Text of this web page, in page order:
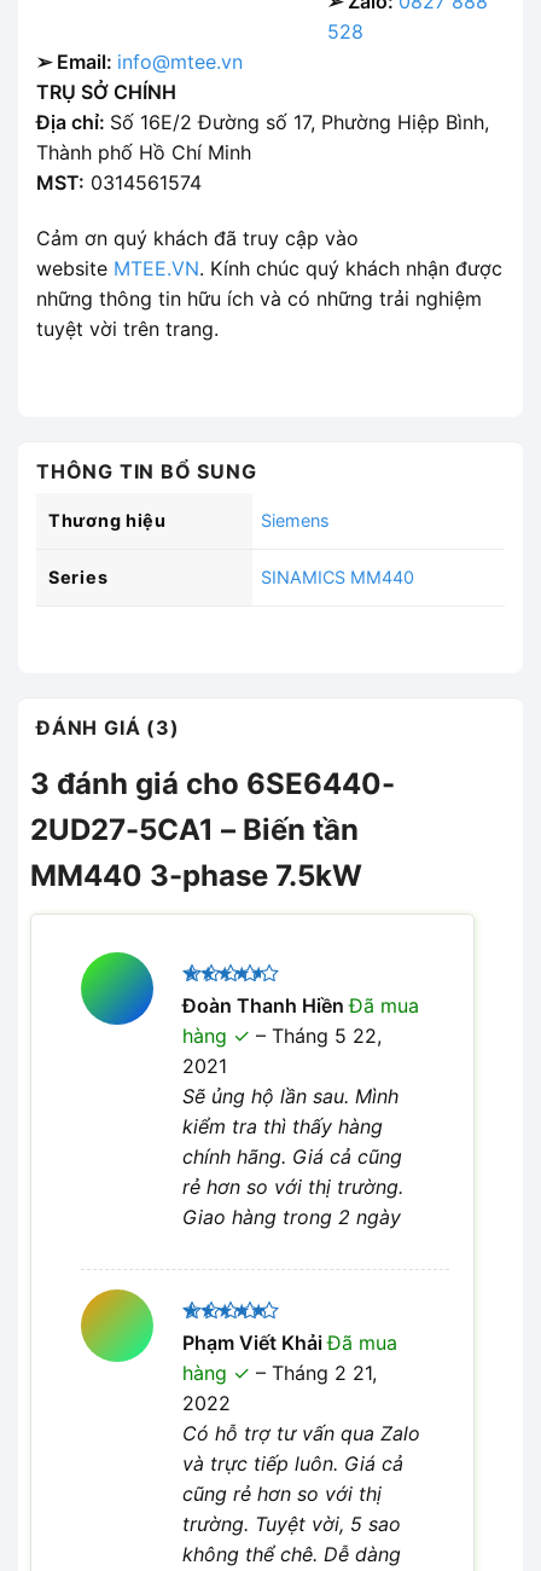
528
➢ Email: info@mtee.vn
TRỤ SỞ CHÍNH
Địa chỉ: Số 16E/2 Đường số 17, Phường Hiệp Bình,
Thành phố Hồ Chí Minh
MST: 0314561574
Cảm ơn quý khách đã truy cập vào
website MTEE.VN. Kính chúc quý khách nhận được
những thông tin hữu ích và có những trải nghiệm
tuyệt vời trên trang.
THÔNG TIN BỔ SUNG
Thương hiệu Siemens
Series SINAMICS MM440
ĐÁNH GIÁ (3)
3 đánh giá cho 6SE6440-
2UD27-5CA1 – Biến tần
MM440 3-phase 7.5kW
Được
xếp hạng
45 sao
Đoàn Thanh HiềnĐã mua
hàng
– Tháng 5 22,
2021
Sẽ ủng hộ lần sau. Mình
kiểm tra thì thấy hàng
chính hãng. Giá cả cũng
rẻ hơn so với thị trường.
Giao hàng trong 2 ngày
Được xếp
hạng
sao
Phạm Viết KhảiĐã mua
hàng
– Tháng 2 21,
2022
Có hỗ trợ tư vấn qua Zalo
và trực tiếp luôn. Giá cả
cũng rẻ hơn so với thị
trường. Tuyệt vời, 5 sao
không thể chê. Dễ dàng